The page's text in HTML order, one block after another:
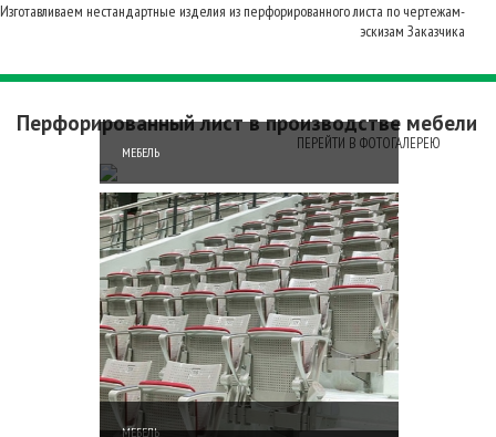
Изготавливаем нестандартные изделия из перфорированного листа по чертежам-
эскизам Заказчика
Перфорированный лист в производстве мебели
ПЕРЕЙТИ В ФОТОГАЛЕРЕЮ
МЕБЕЛЬ
МЕБЕЛЬ